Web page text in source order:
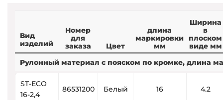
Вид
изделий
Номер
для
заказа
Цвет
длина
маркировки
мм
Ширина
в
плоском
виде мм
Рулонный материал с пояском по кромке, длина
ST-ECO
16-2,4
86531200 Белый 16 4.2